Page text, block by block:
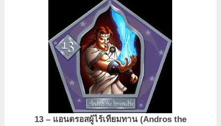
13 – แอนดรอสผู้ไร้เทียมทาน (Andros the